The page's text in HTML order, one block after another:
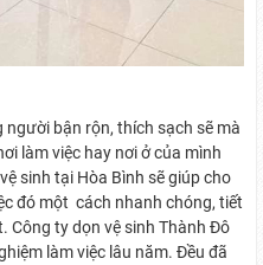
bận rộn, thích sạch sẽ mà
làm việc hay nơi ở của mình
sinh tại Hòa Bình sẽ giúp cho
đó một cách nhanh chóng, tiết
Công ty dọn vệ sinh Thành Đô
làm việc lâu năm. Đều đã